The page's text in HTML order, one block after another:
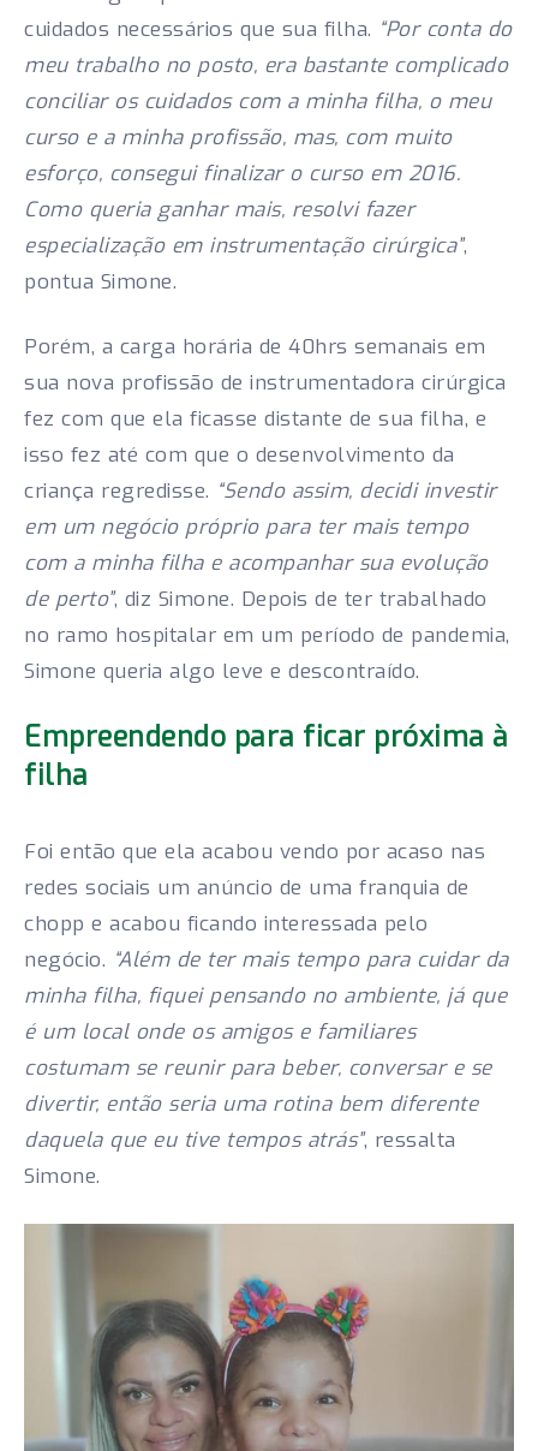
cuidados necessários que sua filha. “Por conta do
meu trabalho no posto, era bastante complicado
conciliar os cuidados com a minha filha, o meu
curso e a minha profissão, mas, com muito
esforço, consegui finalizar o curso em 2016.
Como queria ganhar mais, resolvi fazer
especialização em instrumentação cirúrgica”,
pontua Simone.
Porém, a carga horária de 40hrs semanais em
sua nova profissão de instrumentadora cirúrgica
fez com que ela ficasse distante de sua filha, e
isso fez até com que o desenvolvimento da
criança regredisse. “Sendo assim, decidi investir
em um negócio próprio para ter mais tempo
com a minha filha e acompanhar sua evolução
de perto”, diz Simone. Depois de ter trabalhado
no ramo hospitalar em um período de pandemia,
Simone queria algo leve e descontraído.
Empreendendo para ficar próxima à
filha
Foi então que ela acabou vendo por acaso nas
redes sociais um anúncio de uma franquia de
chopp e acabou ficando interessada pelo
negócio. “Além de ter mais tempo para cuidar da
minha filha, fiquei pensando no ambiente, já que
é um local onde os amigos e familiares
costumam se reunir para beber, conversar e se
divertir, então seria uma rotina bem diferente
daquela que eu tive tempos atrás”, ressalta
Simone.